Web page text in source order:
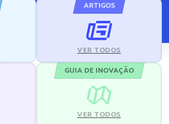
ARTIGOS
VER TODOS
GUIA DE INOVAÇÃO
VER TODOS